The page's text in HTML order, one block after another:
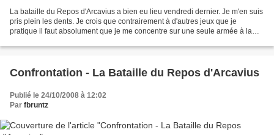
La bataille du Repos d'Arcavius a bien eu lieu vendredi dernier. Je m'en suis
pris plein les dents. Je crois que contrairement à d'autres jeux que je
pratique il faut absolument que je me concentre sur une seule armée à la
Confrontation - La Bataille du Repos d'Arcavius
Publié le 24/10/2008 à 12:02
Par fbruntz